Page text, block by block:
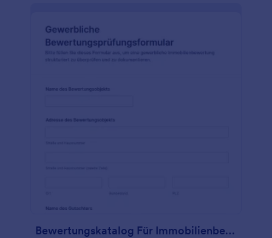
Bewertungskatalog Für Immobilienbewertungen Fragebogen